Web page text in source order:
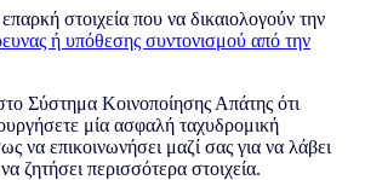
στοιχεία που να δικαιολογούν την
ή υπόθεσης συντονισμού από την
Σύστημα Κοινοποίησης Απάτης ότι
μία ασφαλή ταχυδρομική
να επικοινωνήσει μαζί σας για να λάβει
ζητήσει περισσότερα στοιχεία.